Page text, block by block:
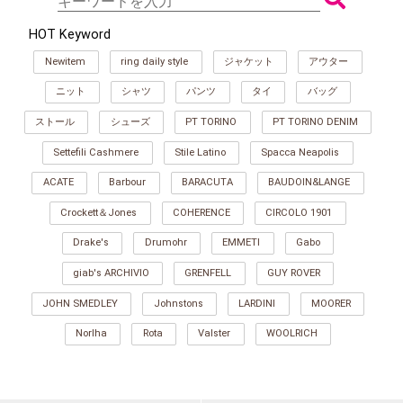
HOT Keyword
Newitem ring daily style ジャケット アウター
ニット シャツ パンツ タイ バッグ
ストール シューズ PT TORINO PT TORINO DENIM
Settefili Cashmere Stile Latino Spacca Neapolis
ACATE Barbour BARACUTA BAUDOIN&LANGE
Crockett＆Jones COHERENCE CIRCOLO 1901
Drake's Drumohr EMMETI Gabo
giab's ARCHIVIO GRENFELL GUY ROVER
JOHN SMEDLEY Johnstons LARDINI MOORER
Norlha Rota Valster WOOLRICH